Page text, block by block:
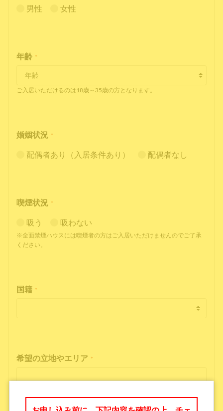
男性 女性
年齢 *
ご入居いただけるのは18歳～35歳の方となります。
婚姻状況 *
配偶者あり（入居条件あり） 配偶者なし
喫煙状況 *
吸う 吸わない
※全面禁煙ハウスには喫煙者の方はご入居いただけませんのでご了承
ください。
国籍 *
希望の立地やエリア *